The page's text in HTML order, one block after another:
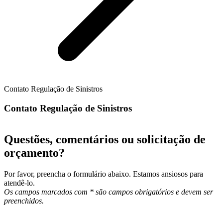
Contato Regulação de Sinistros
Contato Regulação de Sinistros
Questões, comentários ou solicitação de
orçamento?
Por favor, preencha o formulário abaixo. Estamos ansiosos para
atendê-lo.
Os campos marcados com * são campos obrigatórios e devem ser
preenchidos.